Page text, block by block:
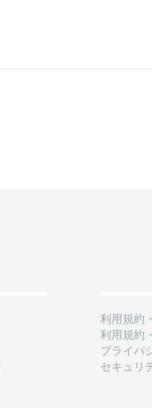
利用規約
利用規約
プライバ
セキュリ